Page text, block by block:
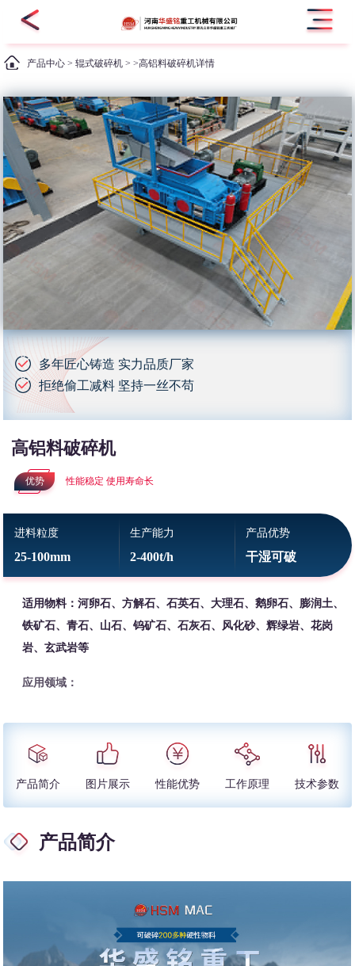
产品中心 >辊式破碎机 > >高铝料破碎机详情
多年匠心铸造 实力品质厂家
拒绝偷工减料 坚持一丝不苟
高铝料破碎机
优势 性能稳定 使用寿命长
进料粒度
25-100mm
生产能力
2-400t/h
产品优势
干湿可破
适用物料：河卵石、方解石、石英石、大理石、鹅卵石、膨润土、
铁矿石、青石、山石、钨矿石、石灰石、风化砂、辉绿岩、花岗
岩、玄武岩等
应用领域：
产品简介 图片展示 性能优势 工作原理 技术参数
产品简介